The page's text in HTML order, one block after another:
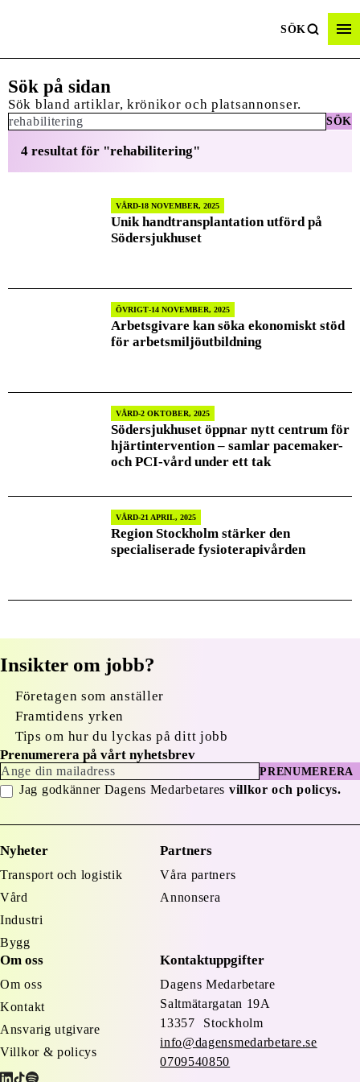
SÖK
Sök på sidan
Sök bland artiklar, krönikor och platsannonser.
Sök:
SÖK
4 resultat för "rehabilitering"
VÅRD 18 NOVEMBER, 2025
Unik handtransplantation utförd på
Södersjukhuset
ÖVRIGT 14 NOVEMBER, 2025
Arbetsgivare kan söka ekonomiskt stöd
för arbetsmiljöutbildning
VÅRD 2 OKTOBER, 2025
Södersjukhuset öppnar nytt centrum för
hjärtintervention – samlar pacemaker-
och PCI-vård under ett tak
VÅRD 21 APRIL, 2025
Region Stockholm stärker den
specialiserade fysioterapivården
Insikter om jobb?
Företagen som anställer
Framtidens yrken
Tips om hur du lyckas på ditt jobb
Prenumerera på vårt nyhetsbrev
PRENUMERERA
Jag godkänner Dagens Medarbetares villkor och policys.
Nyheter
Transport och logistik
Vård
Industri
Bygg
Partners
Våra partners
Annonsera
Om oss
Om oss
Kontakt
Ansvarig utgivare
Villkor & policys
Kontaktuppgifter
Dagens Medarbetare
Saltmätargatan 19A
13357 Stockholm
info@dagensmedarbetare.se
0709540850